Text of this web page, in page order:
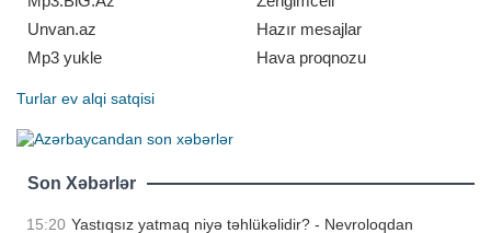
Unvan.az
Hazır mesajlar
Mp3 yukle
Hava proqnozu
Turlar ev alqi satqisi
Son Xəbərlər
15:20 Yastıqsız yatmaq niyə təhlükəlidir? - Nevroloqdan